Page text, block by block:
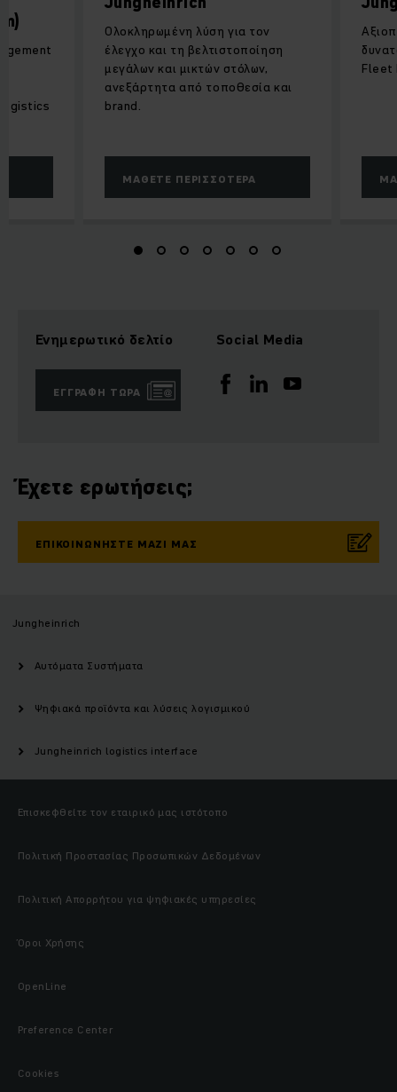
Ολοκληρωμένη λύση για τον
έλεγχο και τη βελτιστοποίηση
μεγάλων και μικτών στόλων,
ανεξάρτητα από τοποθεσία και
brand.
ΜΆΘΕΤΕ ΠΕΡΙΣΣΌΤΕΡΑ
Fleet
Ενημερωτικό δελτίο
ΕΓΓΡΑΦΉ ΤΏΡΑ
Social Media
Έχετε ερωτήσεις;
ΕΠΙΚΟΙΝΩΝΉΣΤΕ ΜΑΖΊ ΜΑΣ
Jungheinrich
Αυτόματα Συστήματα
Ψηφιακά προϊόντα και λύσεις λογισμικού
Jungheinrich logistics interface
Επισκεφθείτε τον εταιρικό μας ιστότοπο
Πολιτική Προστασίας Προσωπικών Δεδομένων
Πολιτική Απορρήτου για ψηφιακές υπηρεσίες
Όροι Χρήσης
OpenLine
Preference Center
Cookies